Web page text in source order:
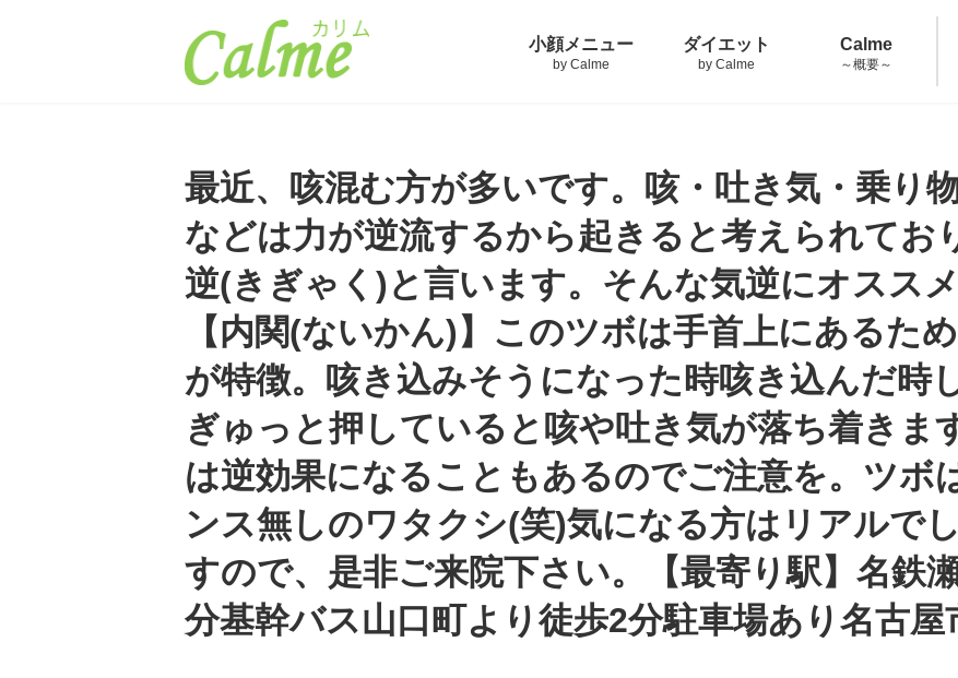
小顔メニュー
by Calme
ダイエット
by Calme
Calme
～概要～
最近、咳混む方が多いです。咳・吐き気・乗り
などは力が逆流するから起きると考えられてお
逆(きぎゃく)と言います。そんな気逆にオスス
【内関(ないかん)】このツボは手首上にあるた
が特徴。咳き込みそうになった時咳き込んだ時
ぎゅっと押していると咳や吐き気が落ち着きま
は逆効果になることもあるのでご注意を。ツボ
ンス無しのワタクシ(笑)気になる方はリアルで
すので、是非ご来院下さい。【最寄り駅】名鉄
分基幹バス山口町より徒歩2分駐車場あり名古屋